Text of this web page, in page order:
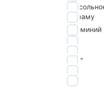
на раму
алюминий
24"
26"
27,5"
28"
29"